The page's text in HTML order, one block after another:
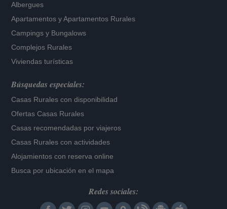
Albergues
Apartamentos yApartamentos Rurales
Campings y Bungalows
Complejos Rurales
Viviendas turísticas
Búsquedas especiales:
Casas Rurales con disponibilidad
Ofertas Casas Rurales
Casas recomendadas por viajeros
Casas Rurales con actividades
Alojamientos con reserva online
Busca por ubicación en el mapa
Redes sociales: